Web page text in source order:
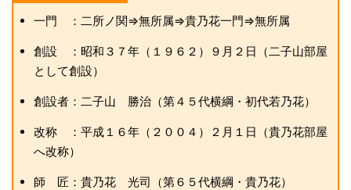
一門 ：二所ノ関⇒無所属⇒貴乃花一門⇒無所属
創設 ：昭和３７年（１９６２）９月２日（二子山部屋
として創設）
創設者：二子山 勝治（第４５代横綱・初代若乃花）
改称 ：平成１６年（２００４）２月１日（貴乃花部屋
へ改称）
師 匠：貴乃花 光司（第６５代横綱・貴乃花）